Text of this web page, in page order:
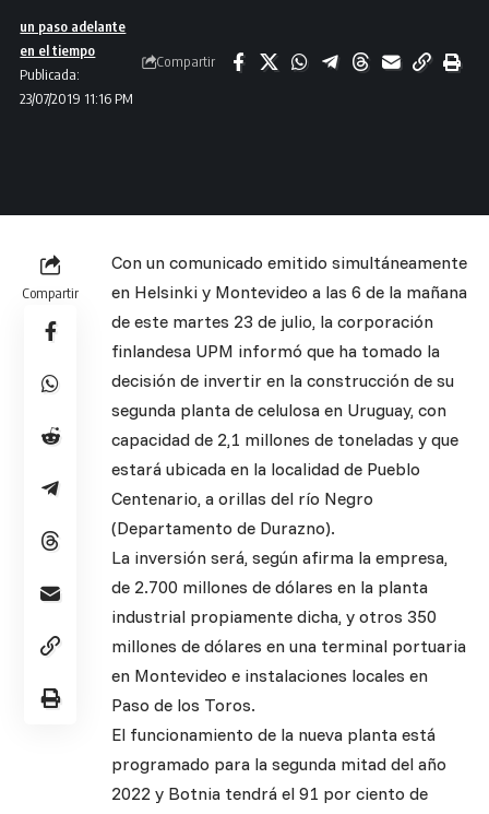
Publicada:
23/07/2019 11:16 PM
un paso adelante
en el tiempo
Compartir
Compartir
Con un comunicado emitido simultáneamente
en Helsinki y Montevideo a las 6 de la mañana
de este martes 23 de julio, la corporación
finlandesa UPM informó que ha tomado la
decisión de invertir en la construcción de su
segunda planta de celulosa en Uruguay, con
capacidad de 2,1 millones de toneladas y que
estará ubicada en la localidad de Pueblo
Centenario, a orillas del río Negro
(Departamento de Durazno).
La inversión será, según afirma la empresa,
de 2.700 millones de dólares en la planta
industrial propiamente dicha, y otros 350
millones de dólares en una terminal portuaria
en Montevideo e instalaciones locales en
Paso de los Toros.
El funcionamiento de la nueva planta está
programado para la segunda mitad del año
2022 y Botnia tendrá el 91 por ciento de